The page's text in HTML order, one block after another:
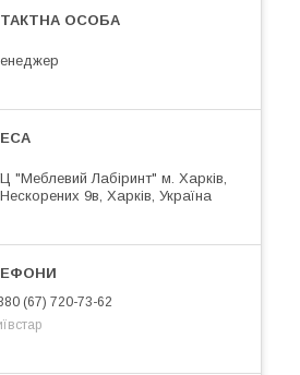
"Меблевий Лабіринт" м. Харків,
9в, Харків, Україна
(67) 720-73-62